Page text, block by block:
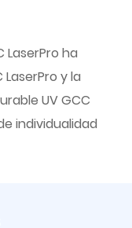
LaserPro ha
y la
UV GCC
individualidad